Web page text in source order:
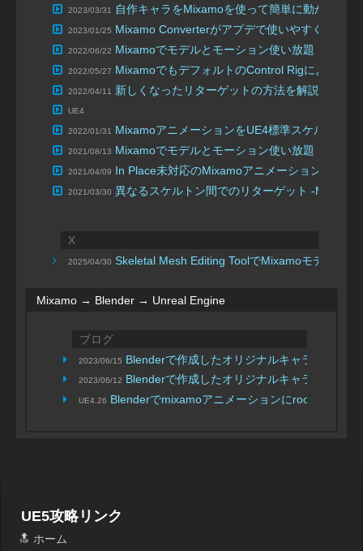
2023/03/31 自作キャラをMixamoを使って簡単に動かして
2023/01/25 Mixamo Converterがアプデで使いやすくなった
2022/06/22 Mixamoでモデルとモーション使い放題！
2022/05/27 MixamoでもデフォルトのControl Rigによる
2022/04/11 新しくなったリターゲットの方法を解説（
UE4
2022/01/31 MixamoアニメーションをUE4標準スケルトン
2021/08/13 Mixamoでモデルとモーション使い放題！
2021/04/09 In Place未対応のMixamoアニメーションにル
2021/03/30 異なるスケルトン間でのリターゲット -
X
2025/04/30 Skeletal Mesh Editing ToolでMixamoモデルに
Mixamo → Blender → Unreal Engine
ブログ
2023/06/15 Blenderで作成したオリジナルキャラを
2023/06/12 Blenderで作成したオリジナルキャラを
UE4.26 Blenderでmixamoアニメーションにrootを追加
UE5攻略リンク
🔝 ホーム